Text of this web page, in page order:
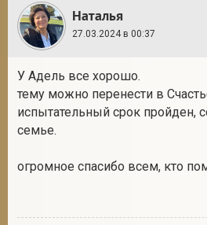
Наталья
27.03.2024 в 00:37
У Адель все хорошо.
тему можно перенести в
испытательный срок пройден,
семье.
огромное спасибо всем, кто